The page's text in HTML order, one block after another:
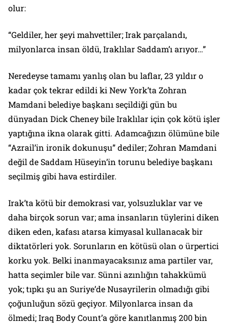
olur:
“Geldiler, her şeyi mahvettiler; Irak parçalandı,
milyonlarca insan öldü, Iraklılar Saddam’ı arıyor…”
Neredeyse tamamı yanlış olan bu laflar, 23 yıldır o
kadar çok tekrar edildi ki New York’ta Zohran
Mamdani belediye başkanı seçildiği gün bu
dünyadan Dick Cheney bile Iraklılar için çok kötü işler
yaptığına ikna olarak gitti. Adamcağızın ölümüne bile
“Azrail’in ironik dokunuşu” dediler; Zohran Mamdani
değil de Saddam Hüseyin’in torunu belediye başkanı
seçilmiş gibi hava estirdiler.
Irak’ta kötü bir demokrasi var, yolsuzluklar var ve
daha birçok sorun var; ama insanların tüylerini diken
diken eden, kafası atarsa kimyasal kullanacak bir
diktatörleri yok. Sorunların en kötüsü olan o ürpertici
korku yok. Belki inanmayacaksınız ama partiler var,
hatta seçimler bile var. Sünni azınlığın tahakkümü
yok; tıpkı şu an Suriye’de Nusayrilerin olmadığı gibi
çoğunluğun sözü geçiyor. Milyonlarca insan da
ölmedi; Iraq Body Count’a göre kanıtlanmış 200 bin